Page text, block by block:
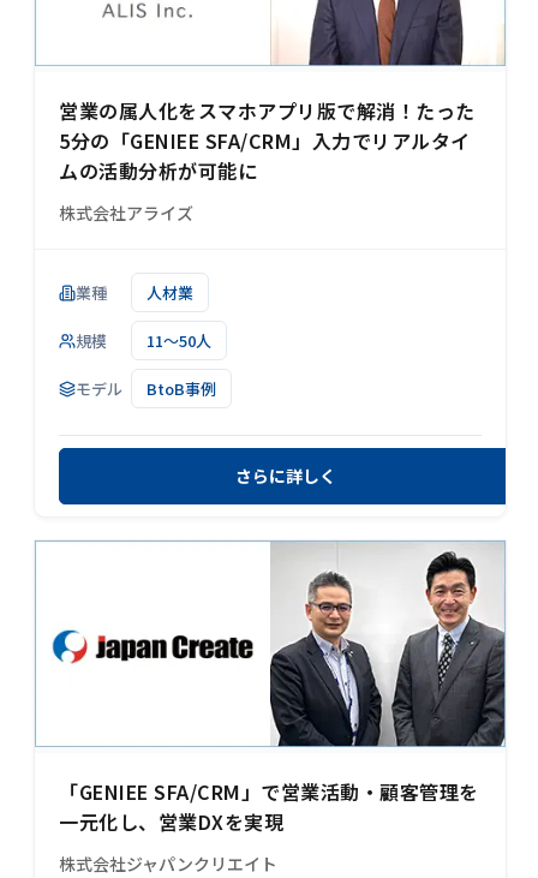
営業の属人化をスマホアプリ版で解消！たった
5分の「GENIEE SFA/CRM」入力でリアルタイ
ムの活動分析が可能に
株式会社アライズ
業種 人材業
規模 11～50人
モデル BtoB事例
さらに詳しく
「GENIEE SFA/CRM」で営業活動・顧客管理を
一元化し、営業DXを実現
株式会社ジャパンクリエイト